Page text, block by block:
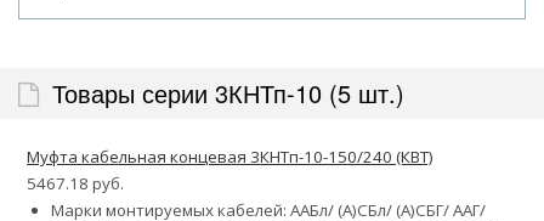
Товары серии 3КНТп-10 (5 шт.)
Муфта кабельная концевая 3КНТп-10-150/240 (КВТ)
5467.18 руб.
Марки монтируемых кабелей: ААБл/ (А)СБл/ (А)СБГ/ ААГ/